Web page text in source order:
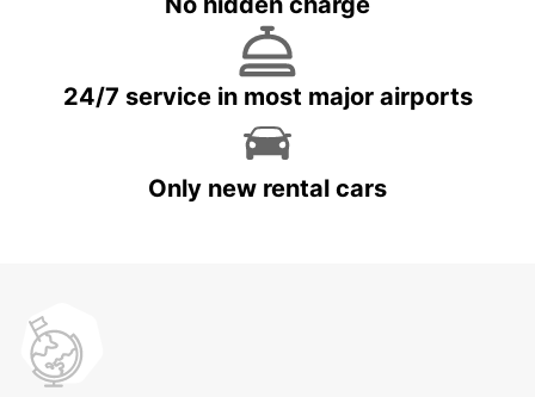
24/7 service in most major airports
Only new rental cars